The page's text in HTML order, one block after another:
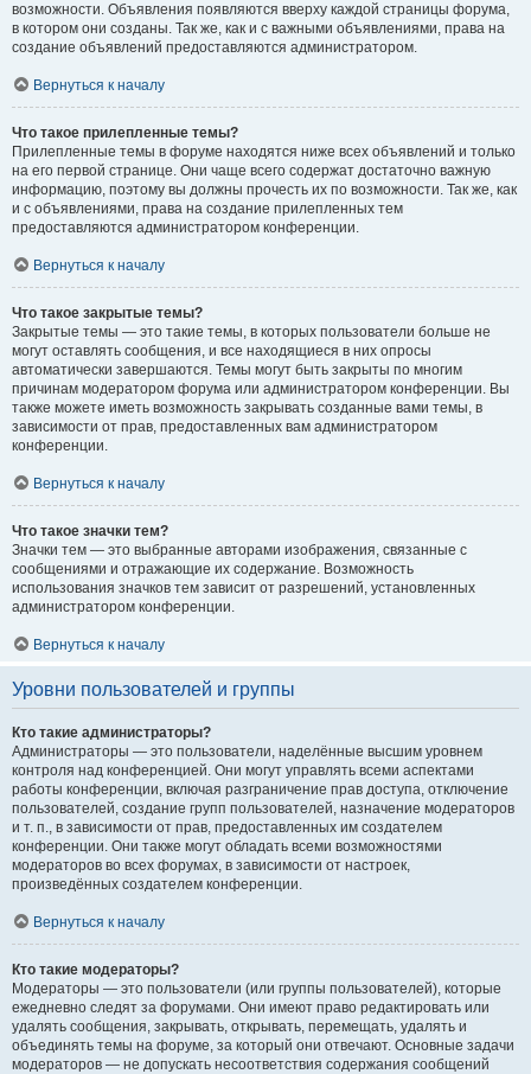
возможности. Объявления появляются вверху каждой страницы форума,
в котором они созданы. Так же, как и с важными объявлениями, права на
создание объявлений предоставляются администратором.
Вернуться к началу
Что такое прилепленные темы?
Прилепленные темы в форуме находятся ниже всех объявлений и только
на его первой странице. Они чаще всего содержат достаточно важную
информацию, поэтому вы должны прочесть их по возможности. Так же, как
и с объявлениями, права на создание прилепленных тем
предоставляются администратором конференции.
Вернуться к началу
Что такое закрытые темы?
Закрытые темы — это такие темы, в которых пользователи больше не
могут оставлять сообщения, и все находящиеся в них опросы
автоматически завершаются. Темы могут быть закрыты по многим
причинам модератором форума или администратором конференции. Вы
также можете иметь возможность закрывать созданные вами темы, в
зависимости от прав, предоставленных вам администратором
конференции.
Вернуться к началу
Что такое значки тем?
Значки тем — это выбранные авторами изображения, связанные с
сообщениями и отражающие их содержание. Возможность
использования значков тем зависит от разрешений, установленных
администратором конференции.
Вернуться к началу
Уровни пользователей и группы
Кто такие администраторы?
Администраторы — это пользователи, наделённые высшим уровнем
контроля над конференцией. Они могут управлять всеми аспектами
работы конференции, включая разграничение прав доступа, отключение
пользователей, создание групп пользователей, назначение модераторов
и т. п., в зависимости от прав, предоставленных им создателем
конференции. Они также могут обладать всеми возможностями
модераторов во всех форумах, в зависимости от настроек,
произведённых создателем конференции.
Вернуться к началу
Кто такие модераторы?
Модераторы — это пользователи (или группы пользователей), которые
ежедневно следят за форумами. Они имеют право редактировать или
удалять сообщения, закрывать, открывать, перемещать, удалять и
объединять темы на форуме, за который они отвечают. Основные задачи
модераторов — не допускать несоответствия содержания сообщений